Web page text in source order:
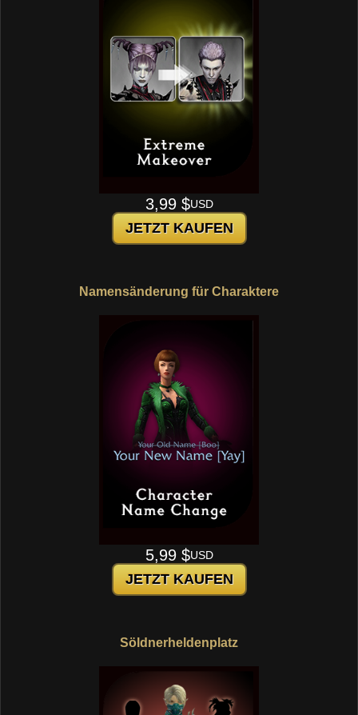
3,99 $USD
JETZT KAUFEN
Namensänderung für Charaktere
5,99 $USD
JETZT KAUFEN
Söldnerheldenplatz